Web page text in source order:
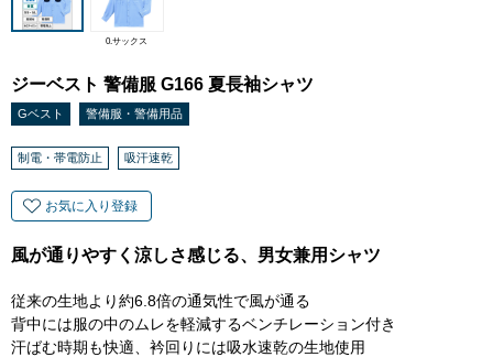
0.サックス
ジーベスト 警備服 G166 夏長袖シャツ
Gベスト 警備服・警備用品
制電・帯電防止 吸汗速乾
お気に入り登録
風が通りやすく涼しさ感じる、男女兼用シャツ
従来の生地より約6.8倍の通気性で風が通る
背中には服の中のムレを軽減するベンチレーション付き
汗ばむ時期も快適、衿回りには吸水速乾の生地使用